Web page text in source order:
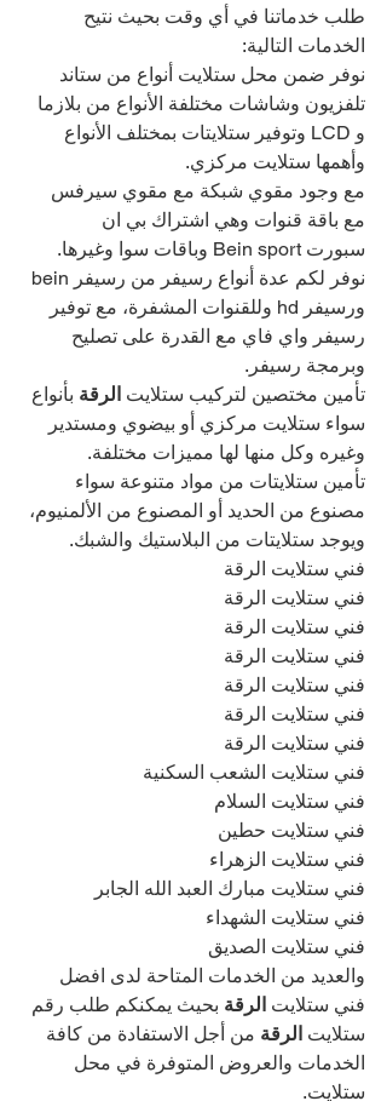
طلب خدماتنا في أي وقت بحيث نتيح
الخدمات التالية:
نوفر ضمن محل ستلايت أنواع من ستاند
تلفزيون وشاشات مختلفة الأنواع من بلازما
و LCD وتوفير ستلايتات بمختلف الأنواع
وأهمها ستلايت مركزي.
مع وجود مقوي شبكة مع مقوي سيرفس
مع باقة قنوات وهي اشتراك بي ان
سبورت Bein sport وباقات سوا وغيرها.
ورسيفر hd وللقنوات المشفرة، مع توفير
رسيفر واي فاي مع القدرة على تصليح
وبرمجة رسيفر.
تأمين مختصين لتركيب ستلايت الرقة بأنواع
سواء ستلايت مركزي أو بيضوي ومستدير
وغيره وكل منها لها مميزات مختلفة.
تأمين ستلايتات من مواد متنوعة سواء
مصنوع من الحديد أو المصنوع من الألمنيوم،
ويوجد ستلايتات من البلاستيك والشبك.
فني ستلايت الرقة
فني ستلايت الرقة
فني ستلايت الرقة
فني ستلايت الرقة
فني ستلايت الرقة
فني ستلايت الرقة
فني ستلايت الرقة
فني ستلايت الشعب السكنية
فني ستلايت السلام
فني ستلايت حطين
فني ستلايت الزهراء
فني ستلايت مبارك العبد الله الجابر
فني ستلايت الشهداء
فني ستلايت الصديق
والعديد من الخدمات المتاحة لدى افضل
فني ستلايت الرقة بحيث يمكنكم طلب رقم
ستلايت الرقة من أجل الاستفادة من كافة
الخدمات والعروض المتوفرة في محل
ستلايت.